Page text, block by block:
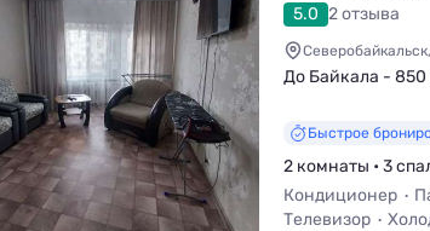
5.0 2 отзыва
До Байкала - 850
Быстрое
2 комнаты • 3
Кондиционер
Телевизор